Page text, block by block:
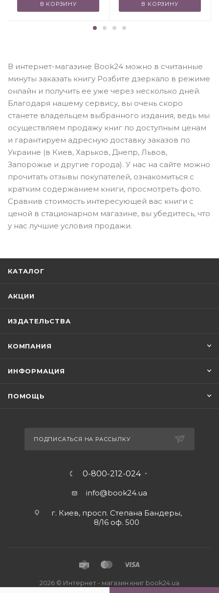
В КОРЗИНУ В КОРЗИНУ
В интернет-магазине Book24 можно в считанные
минуты заказать книгу Розбите дзеркало в режиме
онлайн и получить ее уже через несколько дней.
Благодаря нашему сервису, вы очень скоро
станете владельцем выбранного издания, ведь мы
осуществляем продажу книг по доступным ценам
и гарантируем адресную доставку заказов по
Украине (в Киев, Харьков, Днепр, Львов,
Запорожье и другие города). У нас на сайте можно
прочитать отзывы покупателей, ознакомиться с
кратким содержанием книги, просмотреть фото.
Сравнив стоимость интересующей вас книги с
ценой в стационарном магазине, вы убедитесь, что
у нас лучшие условия продажи.
КАТАЛОГ
АКЦИИ
ИЗДАТЕЛЬСТВА
КОМПАНИЯ
ИНФОРМАЦИЯ
ПОМОЩЬ
ПОДПИСАТЬСЯ НА РАССЫЛКУ
0-800-212-024
info@book24.ua
г. Киев, просп. Степана Бандеры,
8/16 оф. 500
2026 © Интернет - магазин книг book24.ua